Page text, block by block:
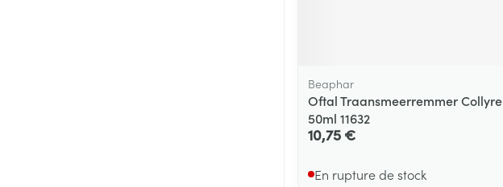
Beaphar
Oftal Traansmeerremmer Collyre
50ml 11632
10,75 €
En rupture de stock